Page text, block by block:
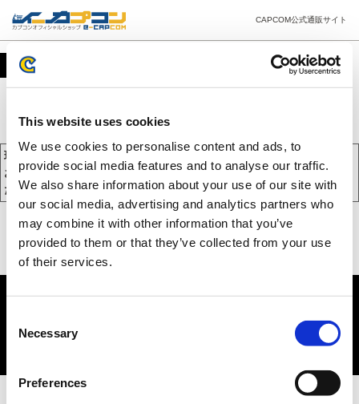
This website uses cookies
We use cookies to personalise content and ads, to
provide social media features and to analyse our traffic.
We also share information about your use of our site with
our social media, advertising and analytics partners who
may combine it with other information that you’ve
provided to them or that they’ve collected from your use
of their services.
Selection
Necessary
Preferences
CAPCOM公式通販サイト
カート
現在、カートには商品が入っておりません。
お買い物を続けるには下の 「お買い物を続ける」 をクリックしてく
ださい。